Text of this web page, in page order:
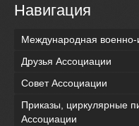
Навигация
Международная военно-
Друзья Ассоциации
Совет Ассоциации
Приказы, циркулярные
Ассоциации